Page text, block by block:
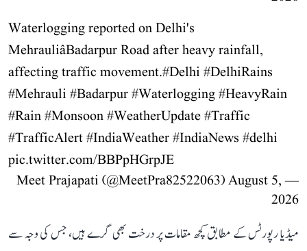
Waterlogging reported on Delhi's
MehrauliâBadarpur Road after heavy rainfall,
affecting traffic movement.#Delhi #DelhiRains
#Mehrauli #Badarpur#Waterlogging#HeavyRain
#Rain#Monsoon#WeatherUpdate#Traffic
#TrafficAlert#IndiaWeather#IndiaNews #delhi
pic.twitter.com/BBPpHGrpJE
— Meet Prajapati (@MeetPra82522063)
August 5,
2026
میڈیا رپورٹس کے مطابق کچھ مقامات پر درخت بھی گرے ہیں، جس کی وجہ سے